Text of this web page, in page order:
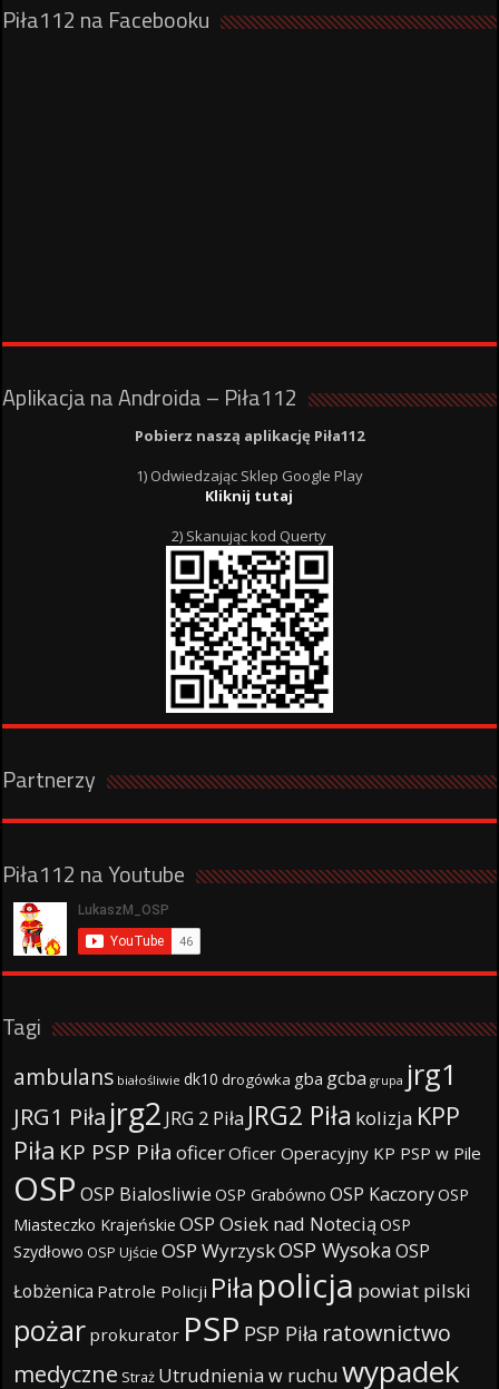
Piła112 na Facebooku
Aplikacja na Androida – Piła112
Pobierz naszą aplikację Piła112
1) Odwiedzając Sklep Google Play
Kliknij tutaj
2) Skanując kod Querty
Partnerzy
Piła112 na Youtube
Tagi
ambulans białośliwie dk10 drogówka gba gcba grupa jrg1
JRG1 Piła jrg2 JRG 2 Piła JRG2 Piła kolizja KPP
Piła KP PSP Piła oficerOficer Operacyjny KP PSP w Pile
OSP OSP Bialosliwie OSP Grabówno OSP KaczoryOSP
Miasteczko Krajeńskie OSP Osiek nad Notecią OSP
Szydłowo OSP Ujście OSP WyrzyskOSP WysokaOSP
Łobżenica Patrole Policji Piła policja powiat pilski
pożar prokurator PSP PSP Piła ratownictwo
medyczne Straż Utrudnienia w ruchu wypadek